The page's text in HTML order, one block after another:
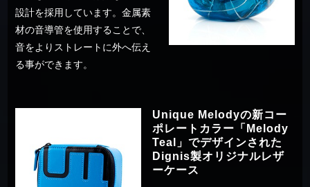
設計を採用しています。金属素
材の音導管を使用することで、
音をよりストレートに外へ伝え
る事ができます。
Unique Melodyの新コー
ポレートカラー「Melody
Teal」でデザインされた
Dignis製オリジナルレザ
ーケース